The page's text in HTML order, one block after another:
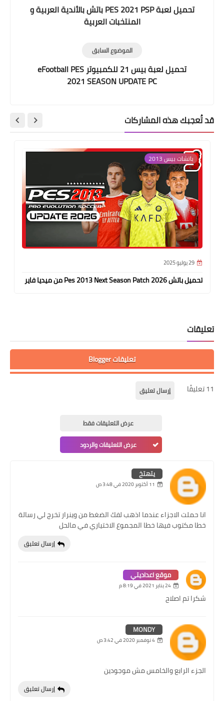
تحميل لعبة PES 2021 PSP باتش بالأندية العربية و
المنتخبات العربية
الموضوع السابق
تحميل لعبة بيس 21 للكمبيوتر eFootball PES
2021 SEASON UPDATE PC
قد تُعجبك هذه المشاركات
باتشات بيس 2013
29 يوليو 2025
تحميل باتش Pes 2013 Next Season Patch 2026 من ميديا فاير
تعليقات
تعليقات Blogger
11 تعليقًا إرسال تعليق
عرض التعليقات فقط
عرض التعليقات والردود
يتهتخ
11 أكتوبر 2020 في 3:48 ص
انا حملت الاجزاء عندما اذهب لفك الضغط من وينرار تخرج لي رسالة
خطا مكتوب فيها خطا المجموع الاختياري في مالحل
إرسال تعليق
موقع اعداديتي
24 يناير 2021 في 8:19 م
شكرا تم اصلاح
MONDY
4 نوفمبر 2020 في 3:42 ص
الجزء الرابع والخامس مش موجودين
إرسال تعليق